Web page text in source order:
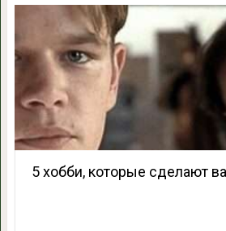
5 хобби, которые сделают